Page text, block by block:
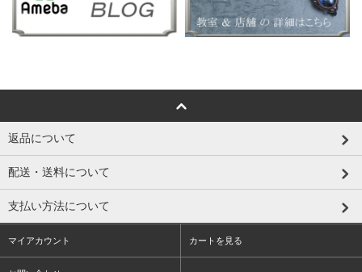
返品について
配送・送料について
支払い方法について
マイアカウント カートを見る